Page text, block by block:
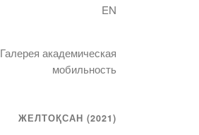
EN
Галерея академическая
мобильность
ЖЕЛТОҚСАН (2021)